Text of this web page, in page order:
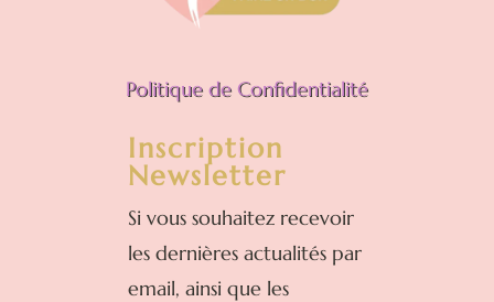
Politique de Confidentialité
Inscription
Newsletter
Si vous souhaitez recevoir
les dernières actualités par
email, ainsi que les